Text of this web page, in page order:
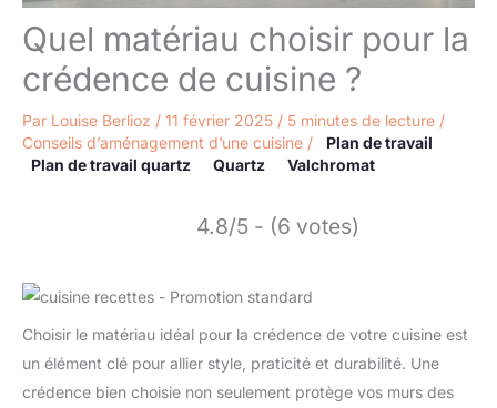
Quel matériau choisir pour la
crédence de cuisine ?
Par Louise Berlioz / 11 février 2025 / 5 minutes de lecture /
Conseils d’aménagement d’une cuisine /
Plan de travail
Plan de travail quartz
Quartz Valchromat
4.8/5 - (6 votes)
Choisir le matériau idéal pour la crédence de votre cuisine est
un élément clé pour allier style, praticité et durabilité. Une
crédence bien choisie non seulement protège vos murs des